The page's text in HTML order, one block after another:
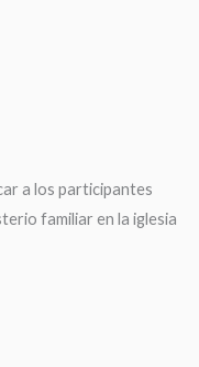
a los participantes
familiar en la iglesia